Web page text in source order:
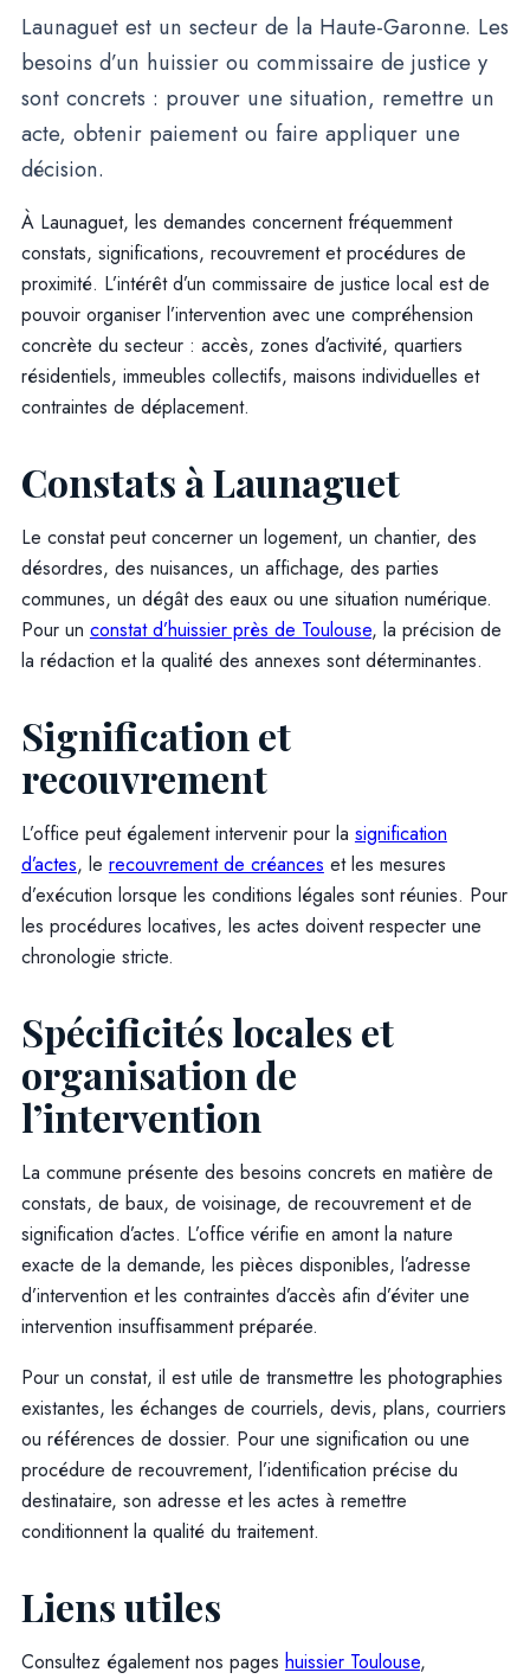
Launaguet est un secteur de la Haute-Garonne. Les
besoins d’un huissier ou commissaire de justice y
sont concrets : prouver une situation, remettre un
acte, obtenir paiement ou faire appliquer une
décision.
À Launaguet, les demandes concernent fréquemment
constats, significations, recouvrement et procédures de
proximité. L’intérêt d’un commissaire de justice local est de
pouvoir organiser l’intervention avec une compréhension
concrète du secteur : accès, zones d’activité, quartiers
résidentiels, immeubles collectifs, maisons individuelles et
contraintes de déplacement.
Constats à Launaguet
Le constat peut concerner un logement, un chantier, des
désordres, des nuisances, un affichage, des parties
communes, un dégât des eaux ou une situation numérique.
Pour un constat d’huissier près de Toulouse, la précision de
la rédaction et la qualité des annexes sont déterminantes.
Signification et
recouvrement
L’office peut également intervenir pour la signification
d’actes, le recouvrement de créances et les mesures
d’exécution lorsque les conditions légales sont réunies. Pour
les procédures locatives, les actes doivent respecter une
chronologie stricte.
Spécificités locales et
organisation de
l’intervention
La commune présente des besoins concrets en matière de
constats, de baux, de voisinage, de recouvrement et de
signification d’actes. L’office vérifie en amont la nature
exacte de la demande, les pièces disponibles, l’adresse
d’intervention et les contraintes d’accès afin d’éviter une
intervention insuffisamment préparée.
Pour un constat, il est utile de transmettre les photographies
existantes, les échanges de courriels, devis, plans, courriers
ou références de dossier. Pour une signification ou une
procédure de recouvrement, l’identification précise du
destinataire, son adresse et les actes à remettre
conditionnent la qualité du traitement.
Liens utiles
Consultez également nos pages huissier Toulouse,